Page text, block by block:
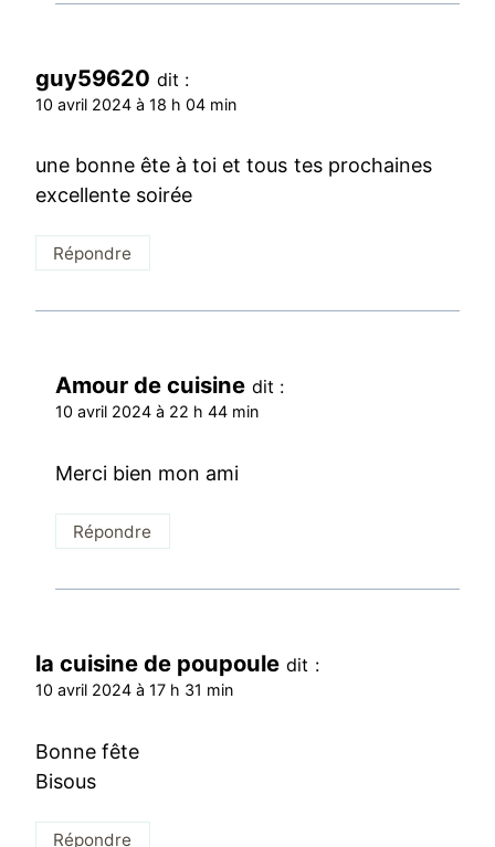
guy59620 dit :
10 avril 2024 à 18 h 04 min
une bonne ête à toi et tous tes prochaines
excellente soirée
Répondre
Amour de cuisine dit :
10 avril 2024 à 22 h 44 min
Merci bien mon ami
Répondre
la cuisine de poupoule dit :
10 avril 2024 à 17 h 31 min
Bonne fête
Bisous
Répondre